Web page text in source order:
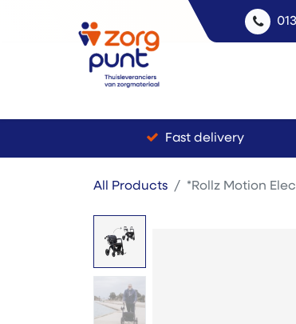
Fast delivery
All Products *Rollz Motion